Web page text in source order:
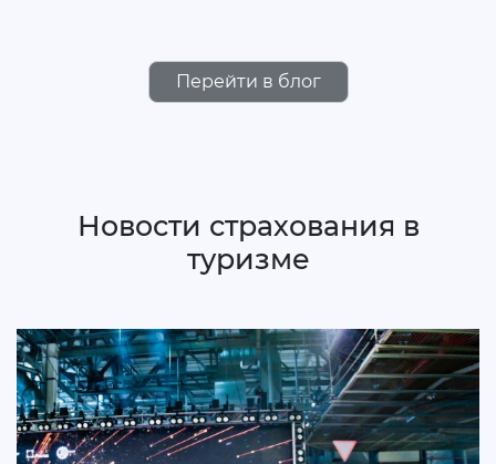
Перейти в блог
Новости страхования в
туризме